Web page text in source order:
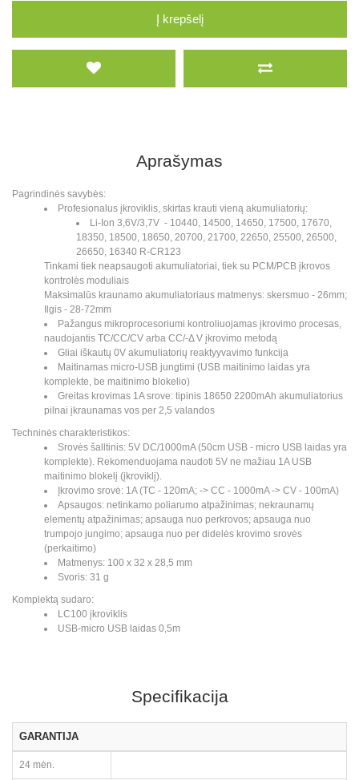
Į krepšelį
Aprašymas
Pagrindinės savybės:
Profesionalus įkroviklis, skirtas krauti vieną akumuliatorių:
Li-Ion 3,6V/3,7V - 10440, 14500, 14650, 17500, 17670,
18350, 18500, 18650, 20700, 21700, 22650, 25500, 26500,
26650, 16340 R-CR123
Tinkami tiek neapsaugoti akumuliatoriai, tiek su PCM/PCB įkrovos
kontrolės moduliais
Maksimalūs kraunamo akumuliatoriaus matmenys: skersmuo - 26mm;
Ilgis - 28-72mm
Pažangus mikroprocesoriumi kontroliuojamas įkrovimo procesas,
naudojantis TC/CC/CV arba CC/-Δ V įkrovimo metodą
Gliai iškautų 0V akumuliatorių reaktyyvavimo funkcija
Maitinamas micro-USB jungtimi (USB maitinimo laidas yra
komplekte, be maitinimo blokelio)
Greitas krovimas 1A srove: tipinis 18650 2200mAh akumuliatorius
pilnai įkraunamas vos per 2,5 valandos
Techninės charakteristikos:
Srovės šalltinis: 5V DC/1000mA (50cm USB - micro USB laidas yra
komplekte). Rekomenduojama naudoti 5V ne mažiau 1A USB
maitinimo blokelį (įkroviklį).
Įkrovimo srovė: 1A (TC - 120mA; -> CC - 1000mA -> CV - 100mA)
Apsaugos: netinkamo poliarumo atpažinimas; nekraunamų
elementų atpažinimas; apsauga nuo perkrovos; apsauga nuo
trumpojo jungimo; apsauga nuo per didelės krovimo srovės
(perkaitimo)
Matmenys: 100 x 32 x 28,5 mm
Svoris: 31 g
Komplektą sudaro:
LC100 įkroviklis
USB-micro USB laidas 0,5m
Specifikacija
GARANTIJA
24 mėn.